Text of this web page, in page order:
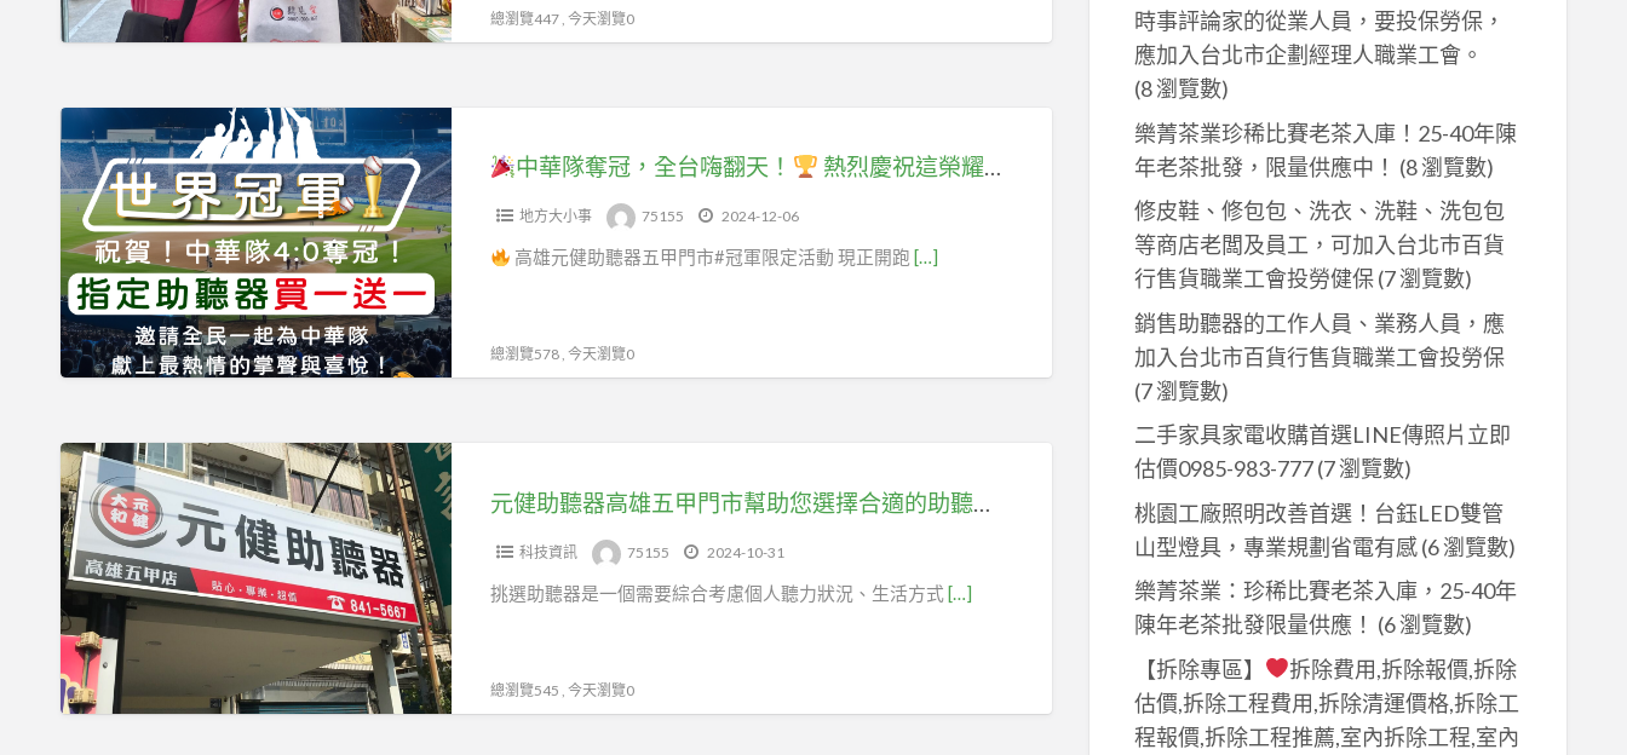
趣！
高
助
聽
器
推
薦
元
健
五
甲
助
施
先
生
重
返
歡
樂
麻
總瀏覽447 , 今天瀏覽0
中
華
隊
奪
冠，
全
台
嗨
天！
熱
烈
慶
祝
這
榮
耀
中華隊奪冠，全台嗨翻天！ 熱烈慶祝這榮耀時刻，高雄元健助聽器五甲門市邀您一起狂歡！
地方大小事 75155 2024-12-06
高雄元健助聽器五甲門市#冠軍限定活動 現正開跑 […]
總瀏覽578 , 今天瀏覽0
元
健
助
聽
器
高
雄
五
甲
元健助聽器高雄五甲門市幫助您選擇合適的助聽器：
科技資訊 75155 2024-10-31
挑選助聽器是一個需要綜合考慮個人聽力狀況、生活方式 […]
總瀏覽545 , 今天瀏覽0
時事評論家的從業人員，要投保勞保，
應加入台北市企劃經理人職業工會。
(8 瀏覽數)
樂菁茶業珍稀比賽老茶入庫！25-40年陳
年老茶批發，限量供應中！ (8 瀏覽數)
修皮鞋、修包包、洗衣、洗鞋、洗包包
等商店老闆及員工，可加入台北巿百貨
行售貨職業工會投勞健保(7 瀏覽數)
銷售助聽器的工作人員、業務人員，應
加入台北市百貨行售貨職業工會投勞保
(7 瀏覽數)
二手家具家電收購首選LINE傳照片立即
估價0985-983-777(7 瀏覽數)
桃園工廠照明改善首選！台鈺LED雙管
山型燈具，專業規劃省電有感(6 瀏覽數)
樂菁茶業：珍稀比賽老茶入庫，25-40年
陳年老茶批發限量供應！ (6 瀏覽數)
【拆除專區】
拆除費用,拆除報價,拆除
估價,拆除工程費用,拆除清運價格,拆除工
程報價,拆除工程推薦,室內拆除工程,室內